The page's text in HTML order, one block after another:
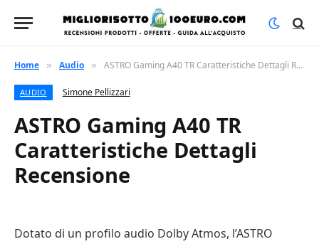
Home » Audio » ASTRO Gaming A40 TR Caratteristiche Dettagli Recensione
AUDIO Simone Pellizzari
ASTRO Gaming A40 TR
Caratteristiche Dettagli
Recensione
Dotato di un profilo audio Dolby Atmos, l’ASTRO